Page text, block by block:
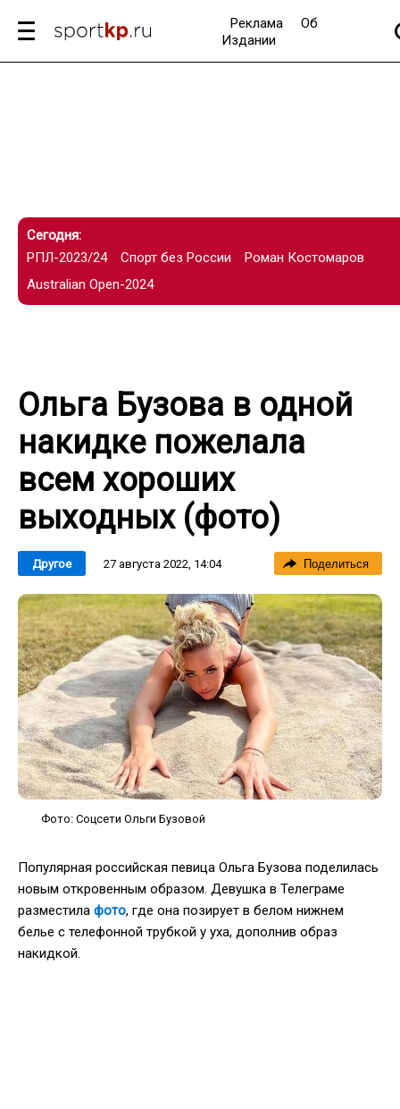
Реклама
Об
Издании
Сегодня:
РПЛ-2023/24
Спорт без России
Роман Костомаров
Australian Open-2024
Ольга Бузова в одной
накидке пожелала
всем хороших
выходных (фото)
Другое 27 августа 2022, 14:04 Поделиться
Фото: Соцсети Ольги Бузовой
Популярная российская певица Ольга Бузова поделилась
новым откровенным образом. Девушка в Телеграме
разместила фото, где она позирует в белом нижнем
белье с телефонной трубкой у уха, дополнив образ
накидкой.